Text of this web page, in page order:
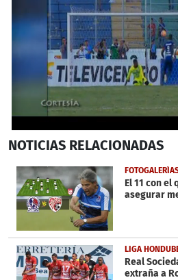
seconds
22
seconds
NOTICIAS RELACIONADAS
El 11 con el
asegurar
LIGA
Real
extraña a